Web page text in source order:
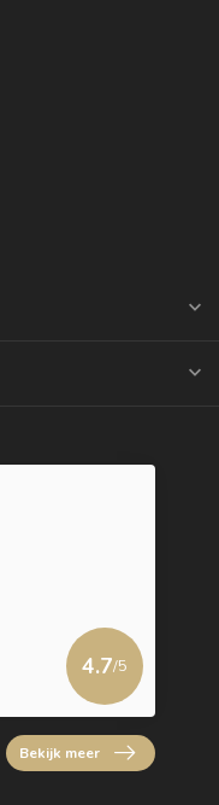
4.7/5
Bekijk meer